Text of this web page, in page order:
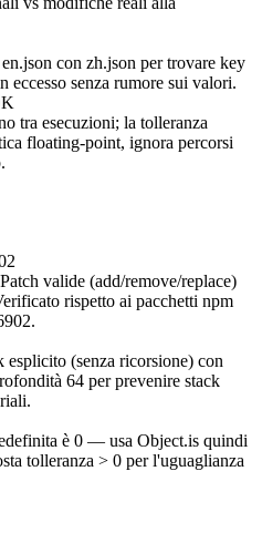
con zh.json per trovare key
eccesso senza rumore sui valori.
tra esecuzioni; la tolleranza
floating-point, ignora percorsi
valide (add/remove/replace)
rispetto ai pacchetti npm
esplicito (senza ricorsione) con
64 per prevenire stack
è 0 — usa Object.is quindi
tolleranza > 0 per l'uguaglianza